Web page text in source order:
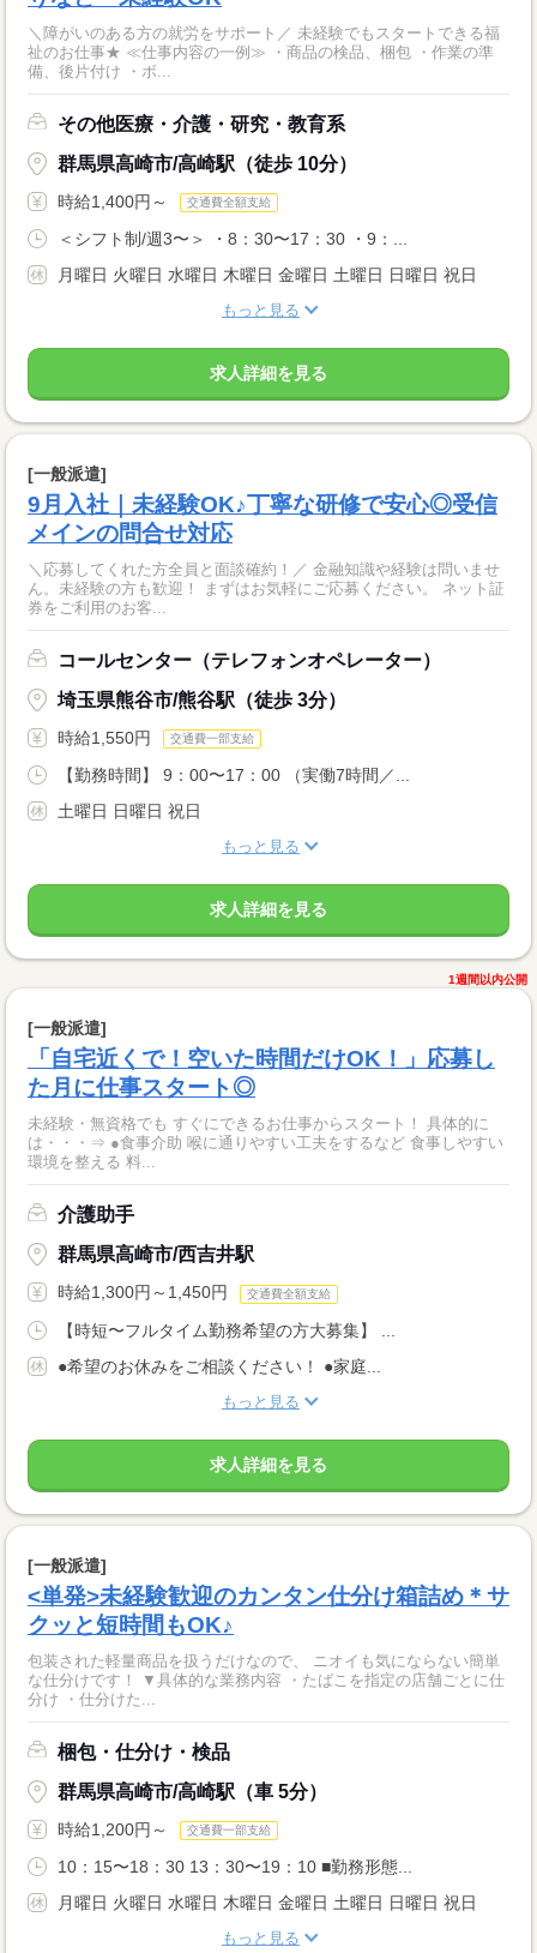
＼障がいのある方の就労をサポート／ 未経験でもスタートできる福
祉のお仕事★ ≪仕事内容の一例≫ ・商品の検品、梱包 ・作業の準
備、後片付け ・ボ...
その他医療・介護・研究・教育系
群馬県高崎市/高崎駅（徒歩 10分）
時給1,400円～ 交通費全額支給
＜シフト制/週3〜＞ ・8：30〜17：30 ・9：...
月曜日 火曜日 水曜日 木曜日 金曜日 土曜日 日曜日 祝日
もっと見る
求人詳細を見る
[一般派遣]
9月入社｜未経験OK♪丁寧な研修で安心◎受信
メインの問合せ対応
＼応募してくれた方全員と面談確約！／ 金融知識や経験は問いませ
ん。未経験の方も歓迎！ まずはお気軽にご応募ください。 ネット証
券をご利用のお客...
コールセンター（テレフォンオペレーター）
埼玉県熊谷市/熊谷駅（徒歩 3分）
時給1,550円 交通費一部支給
【勤務時間】 9：00〜17：00 （実働7時間／...
土曜日 日曜日 祝日
もっと見る
求人詳細を見る
1週間以内公開
[一般派遣]
「自宅近くで！空いた時間だけOK！」応募し
た月に仕事スタート◎
未経験・無資格でも すぐにできるお仕事からスタート！ 具体的に
は・・・⇒ ●食事介助 喉に通りやすい工夫をするなど 食事しやすい
環境を整える 料...
介護助手
群馬県高崎市/西吉井駅
時給1,300円～1,450円 交通費全額支給
【時短〜フルタイム勤務希望の方大募集】 ...
●希望のお休みをご相談ください！ ●家庭...
もっと見る
求人詳細を見る
[一般派遣]
<単発>未経験歓迎のカンタン仕分け箱詰め＊サ
クッと短時間もOK♪
包装された軽量商品を扱うだけなので、 ニオイも気にならない簡単
な仕分けです！ ▼具体的な業務内容 ・たばこを指定の店舗ごとに仕
分け ・仕分けた...
梱包・仕分け・検品
群馬県高崎市/高崎駅（車 5分）
時給1,200円～ 交通費一部支給
10：15〜18：30 13：30〜19：10 ■勤務形態...
月曜日 火曜日 水曜日 木曜日 金曜日 土曜日 日曜日 祝日
もっと見る